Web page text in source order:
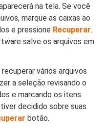
na tela. Se você
marque as caixas ao
e pressione Recuperar.
salve os arquivos em
vários arquivos
a seleção revisando o
e marcando os itens
decidido sobre suas
botão.